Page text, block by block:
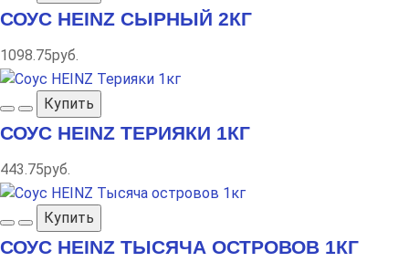
СОУС HEINZ СЫРНЫЙ 2КГ
1098.75руб.
Купить
СОУС HEINZ ТЕРИЯКИ 1КГ
443.75руб.
Купить
СОУС HEINZ ТЫСЯЧА ОСТРОВОВ 1КГ